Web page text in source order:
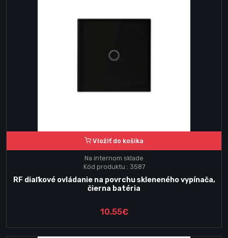
Vložiť do košika
Na internom sklade
Kód produktu : 3587
RF diaľkové ovládanie na povrchu skleneného vypínača,
čierna batéria
10.55€